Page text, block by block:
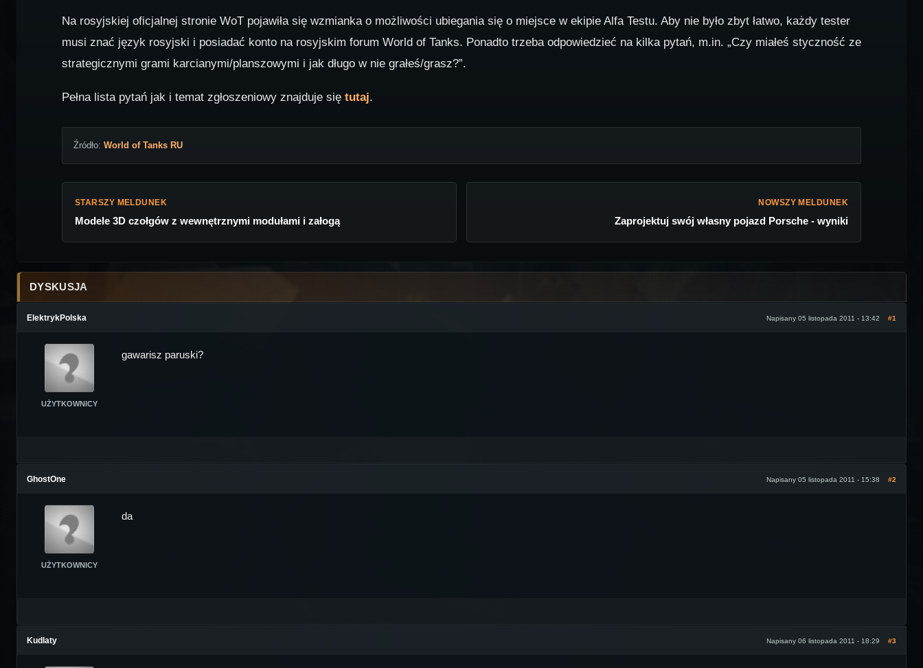
Na rosyjskiej oficjalnej stronie WoT pojawiła się wzmianka o możliwości ubiegania się o miejsce w ekipie Alfa Testu. Aby nie było zbyt łatwo, każdy tester
musi znać język rosyjski i posiadać konto na rosyjskim forum World of Tanks. Ponadto trzeba odpowiedzieć na kilka pytań, m.in. „Czy miałeś styczność ze
strategicznymi grami karcianymi/planszowymi i jak długo w nie grałeś/grasz?”.
Pełna lista pytań jak i temat zgłoszeniowy znajduje się tutaj.
Źródło: World of Tanks RU
STARSZY MELDUNEK
Modele 3D czołgów z wewnętrznymi modułami i załogą
NOWSZY MELDUNEK
Zaprojektuj swój własny pojazd Porsсhe - wyniki
DYSKUSJA
ElektrykPolska Napisany 05 listopada 2011 - 13:42 #1
UŻYTKOWNICY
gawarisz paruski?
GhostOne Napisany 05 listopada 2011 - 15:38 #2
UŻYTKOWNICY
da
Kudlaty Napisany 06 listopada 2011 - 18:29 #3